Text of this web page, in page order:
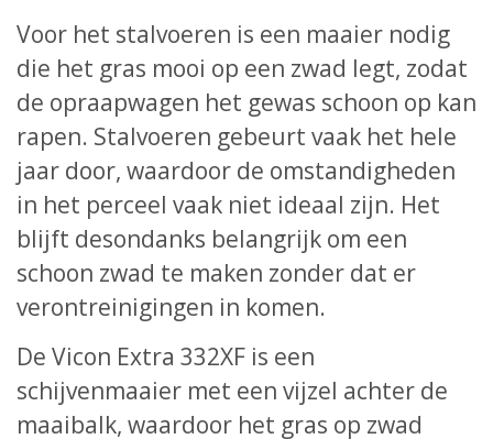
Voor het stalvoeren is een maaier nodig
die het gras mooi op een zwad legt, zodat
de opraapwagen het gewas schoon op kan
rapen. Stalvoeren gebeurt vaak het hele
jaar door, waardoor de omstandigheden
in het perceel vaak niet ideaal zijn. Het
blijft desondanks belangrijk om een
schoon zwad te maken zonder dat er
verontreinigingen in komen.
De Vicon Extra 332XF is een
schijvenmaaier met een vijzel achter de
maaibalk, waardoor het gras op zwad